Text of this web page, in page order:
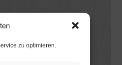
zu optimieren.